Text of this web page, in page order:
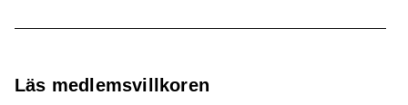
Läs medlemsvillkoren